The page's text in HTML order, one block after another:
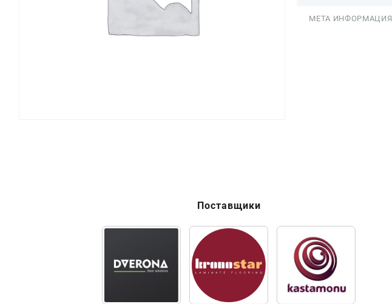
МЕТА ИНФОРМАЦИЯ
Поставщики